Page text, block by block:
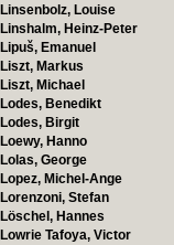
Linsenbolz, Louise
Linshalm, Heinz-Peter
Lipuš, Emanuel
Liszt, Markus
Liszt, Michael
Lodes, Benedikt
Lodes, Birgit
Loewy, Hanno
Lolas, George
Lopez, Michel-Ange
Lorenzoni, Stefan
Löschel, Hannes
Lowrie Tafoya, Victor